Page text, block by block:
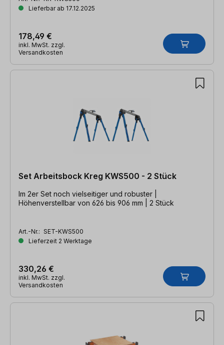
Lieferbar ab 17.12.2025
178,49 €
inkl. MwSt. zzgl.
Versandkosten
Set Arbeitsbock Kreg KWS500 - 2 Stück
Im 2er Set noch vielseitiger und robuster |
Höhenverstellbar von 626 bis 906 mm | 2 Stück
Art.-Nr.: SET-KWS500
Lieferzeit 2 Werktage
330,26 €
inkl. MwSt. zzgl.
Versandkosten